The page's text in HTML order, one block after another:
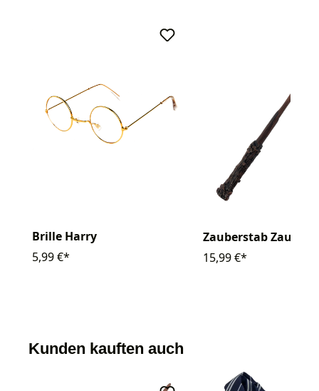
Brille Harry
5,99 €*
Zauberstab
15,99 €*
Kunden kauften auch